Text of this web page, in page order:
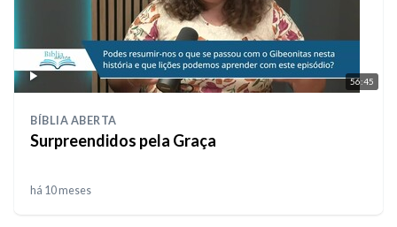
56:45
BÍBLIA ABERTA
Surpreendidos pela Graça
há 10 meses